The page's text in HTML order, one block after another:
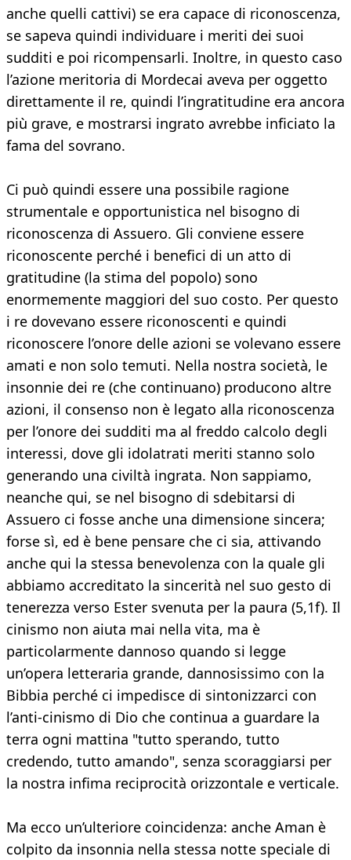
anche quelli cattivi) se era capace di riconoscenza,
se sapeva quindi individuare i meriti dei suoi
sudditi e poi ricompensarli. Inoltre, in questo caso
l’azione meritoria di Mordecai aveva per oggetto
direttamente il re, quindi l’ingratitudine era ancora
più grave, e mostrarsi ingrato avrebbe inficiato la
fama del sovrano.
Ci può quindi essere una possibile ragione
strumentale e opportunistica nel bisogno di
riconoscenza di Assuero. Gli conviene essere
riconoscente perché i benefici di un atto di
gratitudine (la stima del popolo) sono
enormemente maggiori del suo costo. Per questo
i re dovevano essere riconoscenti e quindi
riconoscere l’onore delle azioni se volevano essere
amati e non solo temuti. Nella nostra società, le
insonnie dei re (che continuano) producono altre
azioni, il consenso non è legato alla riconoscenza
per l’onore dei sudditi ma al freddo calcolo degli
interessi, dove gli idolatrati meriti stanno solo
generando una civiltà ingrata. Non sappiamo,
neanche qui, se nel bisogno di sdebitarsi di
Assuero ci fosse anche una dimensione sincera;
forse sì, ed è bene pensare che ci sia, attivando
anche qui la stessa benevolenza con la quale gli
abbiamo accreditato la sincerità nel suo gesto di
tenerezza verso Ester svenuta per la paura (5,1f). Il
cinismo non aiuta mai nella vita, ma è
particolarmente dannoso quando si legge
un’opera letteraria grande, dannosissimo con la
Bibbia perché ci impedisce di sintonizzarci con
l’anti-cinismo di Dio che continua a guardare la
terra ogni mattina "tutto sperando, tutto
credendo, tutto amando", senza scoraggiarsi per
la nostra infima reciprocità orizzontale e verticale.
Ma ecco un’ulteriore coincidenza: anche Aman è
colpito da insonnia nella stessa notte speciale di